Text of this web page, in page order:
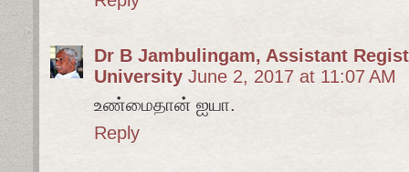
Dr B Jambulingam, Assistant
University June 2, 2017 at 11:07 AM
உண்மைதான் ஐயா.
Reply